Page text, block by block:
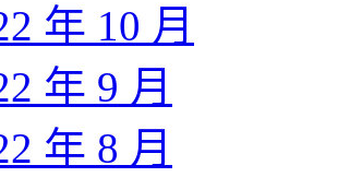
年 10 月
年 9 月
年 8 月